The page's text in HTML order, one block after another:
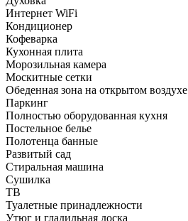
Интернет WiFi
Кондиционер
Кофеварка
Кухонная плита
Морозильная камера
Москитные сетки
Обеденная зона на открытом воздухе
Паркинг
Полностью оборудованная кухня
Постельное белье
Полотенца банные
Развитый сад
Стиральная машина
Сушилка
ТВ
Туалетные принадлежности
Утюг и гладильная доска